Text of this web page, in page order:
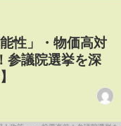
性」・物価高対
参議院選挙を深